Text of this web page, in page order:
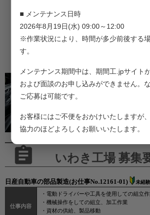
250円～400円
その他にも安心の福利厚生
★社会保険完備
※各待
※詳細は
いわき工場 募集
日産自動車の部品製造(お仕事No.12161-01) 未経
仕事内容
・電動ドライバーや工具を使用しての組立作
・機械操作をしての組立、加工作業
・資材の供給、製品移動
■ メンテナンス日時
2026年8月19日(水) 09:00～12:00
※作業状況により、時間が多少前後する
す。
メンテナンス期間中は、期間工.jpサイト
および面談のお申し込みができません。
ご応募は可能です。
お客様にはご不便をおかけいたしますが
協力のほどよろしくお願いいたします。